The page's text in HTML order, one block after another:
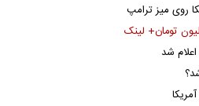
روی میز ترامپ
شد